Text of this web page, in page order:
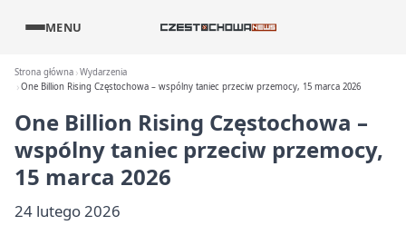
MENU
Strona główna Wydarzenia
One Billion Rising Częstochowa – wspólny taniec przeciw przemocy, 15 marca 2026
One Billion Rising Częstochowa –
wspólny taniec przeciw przemocy,
15 marca 2026
24 lutego 2026